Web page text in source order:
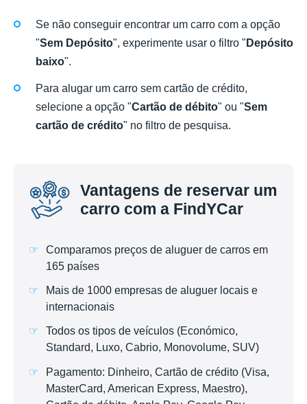
Se não conseguir encontrar um carro com a opção
"Sem Depósito", experimente usar o filtro " Depósito
baixo".
Para alugar um carro sem cartão de crédito,
selecione a opção "Cartão de débito" ou "Sem
cartão de crédito" no filtro de pesquisa.
Vantagens de reservar um
carro com a FindYCar
Comparamos preços de aluguer de carros em
165 países
Mais de 1000 empresas de aluguer locais e
internacionais
Todos os tipos de veículos (Económico,
Standard, Luxo, Cabrio, Monovolume, SUV)
Pagamento: Dinheiro, Cartão de crédito (Visa,
MasterCard, American Express, Maestro),